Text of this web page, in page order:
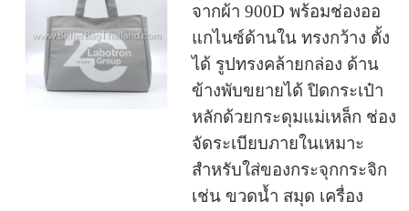
จากผ้า 900D พร้อมช่องออ
แกไนซ์ด้านใน ทรงกว้าง ตั้ง
ได้ รูปทรงคล้ายกล่อง ด้าน
ข้างพับขยายได้ ปิดกระเป๋า
หลักด้วยกระดุมแม่เหล็ก ช่อง
จัดระเบียบภายในเหมาะ
สำหรับใส่ของกระจุกกระจิก
เช่น ขวดน้ำ สมุด เครื่อง